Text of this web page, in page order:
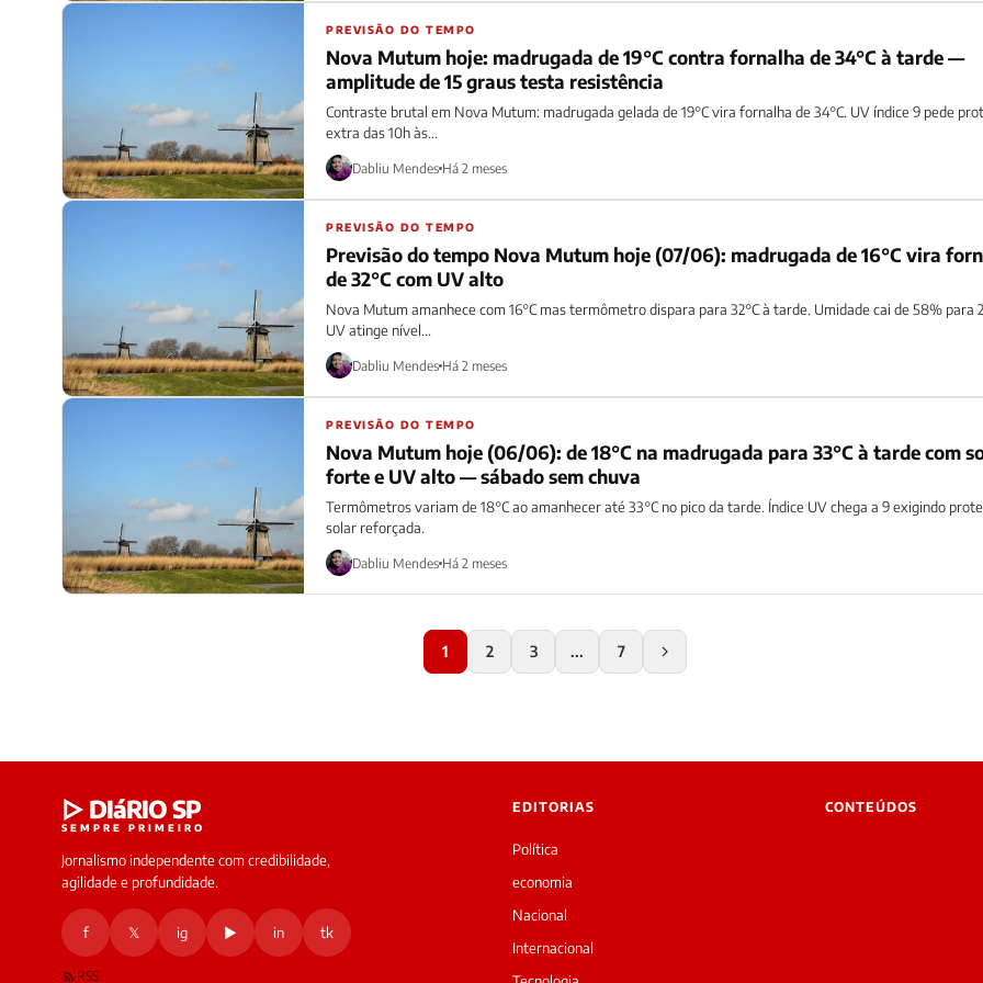
PREVISÃO DO TEMPO
Nova Mutum hoje: madrugada de 19°C contra fornalha de 34°C à tarde —
amplitude de 15 graus testa resistência
Contraste brutal em Nova Mutum: madrugada gelada de 19°C vira fornalha de 34°C. UV índice 9 pede
extra das 10h às...
Dabliu Mendes Há 2 meses
PREVISÃO DO TEMPO
Previsão do tempo Nova Mutum hoje (07/06): madrugada de 16°C vira
de 32°C com UV alto
Nova Mutum amanhece com 16°C mas termômetro dispara para 32°C à tarde. Umidade cai de 58% para
UV atinge nível...
Dabliu Mendes Há 2 meses
PREVISÃO DO TEMPO
Nova Mutum hoje (06/06): de 18°C na madrugada para 33°C à tarde com
forte e UV alto — sábado sem chuva
Termômetros variam de 18°C ao amanhecer até 33°C no pico da tarde. Índice UV chega a 9 exigindo
solar reforçada.
Dabliu Mendes Há 2 meses
1 2 3 ... 7
▷ DIáRIO SP
SEMPRE PRIMEIRO
Jornalismo independente com credibilidade,
agilidade e profundidade.
f 𝕏 ig ▶ in tk
RSS
EDITORIAS
Política
economia
Nacional
Internacional
CONTEÚDOS